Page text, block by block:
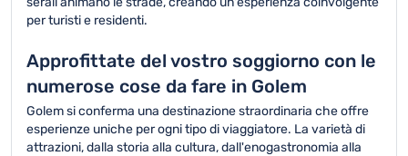
per turisti e residenti.
Approfittate del vostro soggiorno con le
numerose cose da fare in Golem
Golem si conferma una destinazione straordinaria che offre
esperienze uniche per ogni tipo di viaggiatore. La varietà di
attrazioni, dalla storia alla cultura, dall'enogastronomia alla